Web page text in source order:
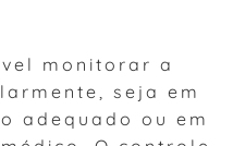
monitorar a
seja em
adequado ou em